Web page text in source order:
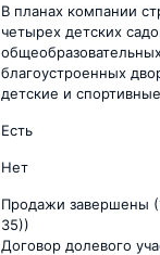
В планах компании
четырех детских
благоустроенных
детские и
Есть
Нет
Продажи завершены
35))
Договор долевого